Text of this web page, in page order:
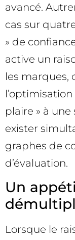
avancé.
cas sur
» de
active un
les marques,
plaire » à une
exister
graphes de
d’évaluation.
Un
Lorsque le